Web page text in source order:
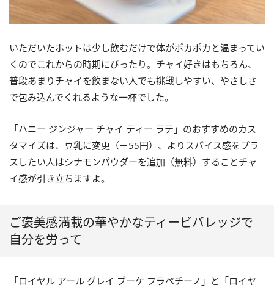
いただいたホットは少し飲むだけで体がポカポカと温まってい
くのでこれからの時期にぴったり。チャイ好きはもちろん、
普段あまりチャイを飲まない人でも挑戦しやすい、やさしさ
で包み込んでくれるような一杯でした。
「ハニー ジンジャー チャイ ティー ラテ」のおすすめのカス
タマイズは、豆乳に変更（＋55円）、よりスパイス感をプラ
スしたい人はシナモンパウダーを追加（無料）することチャ
イ感が引き立ちますよ。
ご褒美感満載の華やかなティービバレッジで
自分を労って
「ロイヤル アール グレイ ブーケ フラペチーノ」と「ロイヤ